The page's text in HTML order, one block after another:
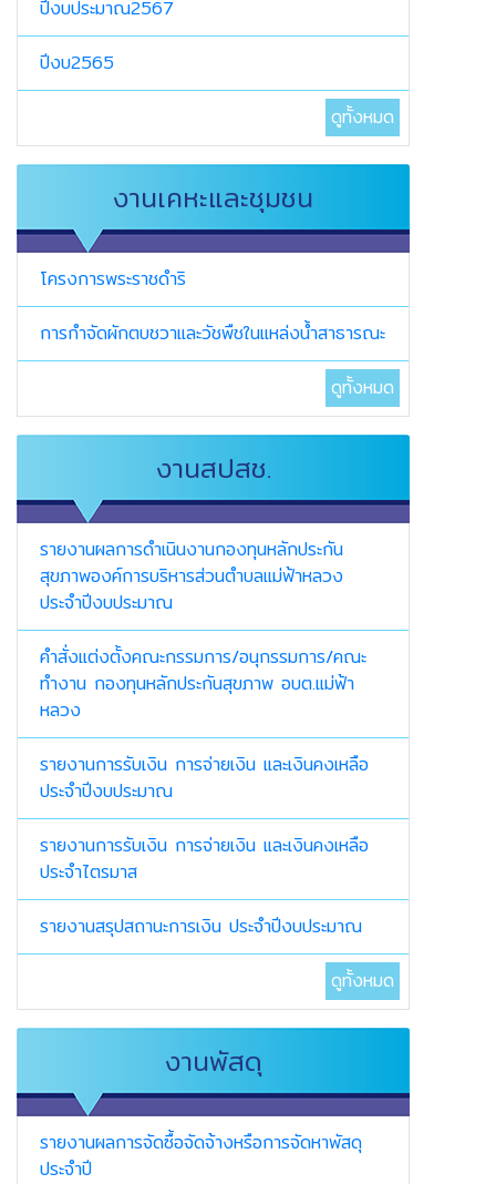
ปีงบประมาณ2567
ปีงบ2565
ดูทั้งหมด
งานเคหะและชุมชน
โครงการพระราชดำริ
การกำจัดผักตบชวาและวัชพืชในแหล่งน้ำสาธารณะ
ดูทั้งหมด
งานสปสช.
รายงานผลการดำเนินงานกองทุนหลักประกัน
สุขภาพองค์การบริหารส่วนตำบลแม่ฟ้าหลวง
ประจำปีงบประมาณ
คำสั่งแต่งตั้งคณะกรรมการ/อนุกรรมการ/คณะ
ทำงาน กองทุนหลักประกันสุขภาพ อบต.แม่ฟ้า
หลวง
รายงานการรับเงิน การจ่ายเงิน และเงินคงเหลือ
ประจำปีงบประมาณ
รายงานการรับเงิน การจ่ายเงิน และเงินคงเหลือ
ประจำไตรมาส
รายงานสรุปสถานะการเงิน ประจำปีงบประมาณ
ดูทั้งหมด
งานพัสดุ
รายงานผลการจัดซื้อจัดจ้างหรือการจัดหาพัสดุ
ประจำปี